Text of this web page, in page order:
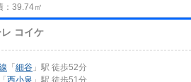
：39.74㎡
コイケ
「 細谷 」駅 徒歩52分
「 西小泉 」駅 徒歩51分